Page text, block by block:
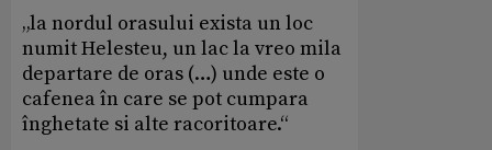
„la nordul orasului exista un loc
numit Helesteu, un lac la vreo mila
departare de oras (…) unde este o
cafenea în care se pot cumpara
înghetate si alte racoritoare.“